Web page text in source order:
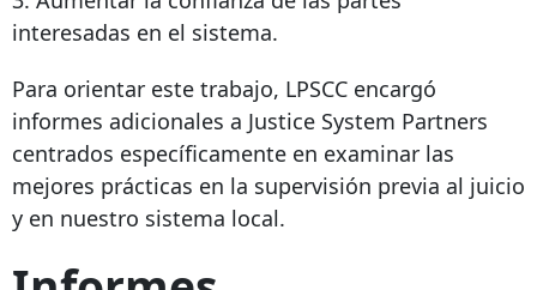
interesadas en el sistema.
Para orientar este trabajo, LPSCC encargó
informes adicionales a Justice System Partners
centrados específicamente en examinar las
mejores prácticas en la supervisión previa al juicio
y en nuestro sistema local.